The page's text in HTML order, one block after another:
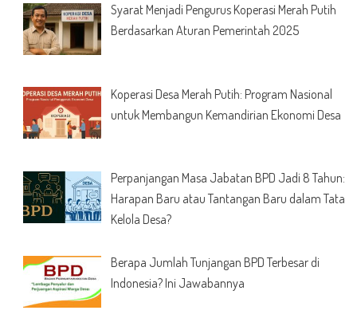
Syarat Menjadi Pengurus Koperasi Merah Putih
Berdasarkan Aturan Pemerintah 2025
Koperasi Desa Merah Putih: Program Nasional
untuk Membangun Kemandirian Ekonomi Desa
Perpanjangan Masa Jabatan BPD Jadi 8 Tahun:
Harapan Baru atau Tantangan Baru dalam Tata
Kelola Desa?
Berapa Jumlah Tunjangan BPD Terbesar di
Indonesia? Ini Jawabannya